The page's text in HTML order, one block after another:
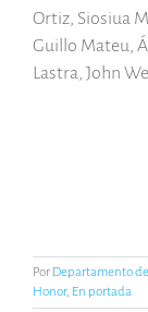
Ortiz, Siosiua
Guillo Mateu,
Lastra, John
Por Departamento
Honor, En portada